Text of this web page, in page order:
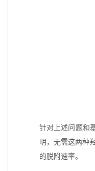
针对上述问题和
明，无需这两种
的脱附速率。